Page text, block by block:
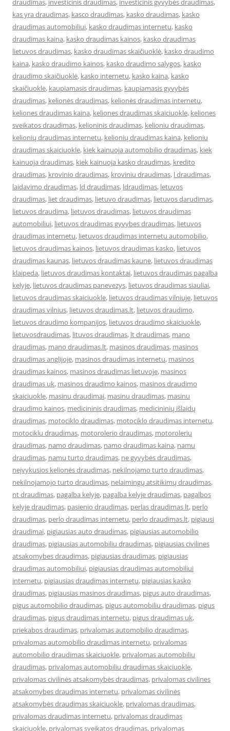
draudimas, investicinis draudimas, investicinis gyvybės draudimas,
kas yra draudimas, kasco draudimas, kasko draudimas, kasko
draudimas automobiliui, kasko draudimas internetu, kasko
draudimas kaina, kasko draudimas kainos, kasko draudimas
lietuvos draudimas, kasko draudimas skaičiuoklė, kasko draudimo
kaina, kasko draudimo kainos, kasko draudimo salygos, kasko
draudimo skaičiuoklė, kasko internetu, kasko kaina, kasko
skaičiuoklė, kaupiamasis draudimas, kaupiamasis gyvybės
draudimas, kelionės draudimas, kelionės draudimas internetu,
keliones draudimas kaina, keliones draudimas skaiciuokle, keliones
sveikatos draudimas, kelioninis draudimas, kelioniu draudimas,
kelionių draudimas internetu, kelionių draudimas kaina, kelioniu
draudimas skaiciuokle, kiek kainuoja automobilio draudimas, kiek
kainuoja draudimas, kiek kainuoja kasko draudimas, kredito
draudimas, krovinio draudimas, kroviniu draudimas, l draudimas,
laidavimo draudimas, ld draudimas, ldraudimas, letuvos
draudimas, liet draudimas, lietuvo draudimas, lietuvos darudimas,
lietuvos draudima, lietuvos draudimas, lietuvos draudimas
automobiliui, lietuvos draudimas gyvybes draudimas, lietuvos
draudimas internetu, lietuvos draudimas internetu automobilio,
lietuvos draudimas kainos, lietuvos draudimas kasko, lietuvos
draudimas kaunas, lietuvos draudimas kaune, lietuvos draudimas
klaipeda, lietuvos draudimas kontaktai, lietuvos draudimas pagalba
kelyje, lietuvos draudimas panevezys, lietuvos draudimas siauliai,
lietuvos draudimas skaiciuokle, lietuvos draudimas vilniuje, lietuvos
draudimas vilnius, lietuvos draudimas.lt, lietuvos draudimo,
lietuvos draudimo kompanijos, lietuvos draudimo skaiciuokle,
lietuvosdraudimas, lituvos draudimas, lt draudimas, mano
draudimas, mano draudimas.lt, masinos draudimas, masinos
draudimas anglijoje, masinos draudimas internetu, masinos
draudimas kainos, masinos draudimas lietuvoje, masinos
draudimas uk, masinos draudimo kainos, masinos draudimo
skaiciuokle, masinu draudimai, masinu draudimas, masinu
draudimo kainos, medicininis draudimas, medicininių išlaidų
draudimas, motociklo draudimas, motociklo draudimas internetu,
motociklu draudimas, motorolerio draudimas, motoroleriu
draudimas, namo draudimas, namo draudimas kaina, namu
draudimas, namu turto draudimas, ne gyvybės draudimas,
neįvykusios kelionės draudimas, nekilnojamo turto draudimas,
nekilnojamojo turto draudimas, nelaimingų atsitikimų draudimas,
nt draudimas, pagalba kelyje, pagalba kelyje draudimas, pagalbos
kelyje draudimas, pasienio draudimas, perlas draudimas lt, perlo
draudimas, perlo draudimas internetu, perlo draudimas.lt, pigiausi
draudimai, pigiausias auto draudimas, pigiausias automobilio
draudimas, pigiausias automobiliu draudimas, pigiausias civilines
atsakomybes draudimas, pigiausias draudimas, pigiausias
draudimas automobiliui, pigiausias draudimas automobiliui
internetu, pigiausias draudimas internetu, pigiausias kasko
draudimas, pigiausias masinos draudimas, pigus auto draudimas,
pigus automobilio draudimas, pigus automobiliu draudimas, pigus
draudimas, pigus draudimas internetu, pigus draudimas uk,
priekabos draudimas, privalomas automobilio draudimas,
privalomas automobilio draudimas internetu, privalomas
automobilio draudimas skaiciuokle, privalomas automobiliu
draudimas, privalomas automobiliu draudimas skaiciuokle,
privalomas civilinės atsakomybės draudimas, privalomas civilines
atsakomybes draudimas internetu, privalomas civilinės
atsakomybės draudimas skaiciuokle, privalomas draudimas,
privalomas draudimas internetu, privalomas draudimas
skaiciuokle, privalomas sveikatos draudimas, privalomas